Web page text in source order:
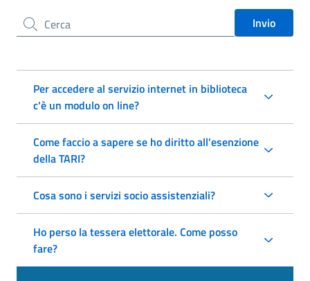
Cerca nel sito Invio
Per accedere al servizio internet in biblioteca
c'è un modulo on line?
Come faccio a sapere se ho diritto all'esenzione
della TARI?
Cosa sono i servizi socio assistenziali?
Ho perso la tessera elettorale. Come posso
fare?